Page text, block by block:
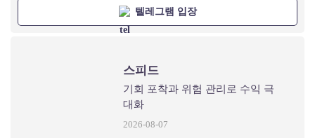
텔레그램 입장
스피드
기회 포착과 위험 관리로 수익 극
대화
2026-08-07